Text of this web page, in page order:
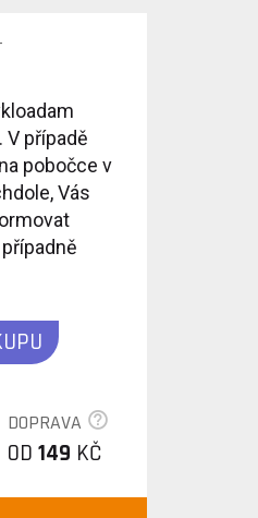
V případě
pobočce v
Vás
DOPRAVA
OD 149 KČ